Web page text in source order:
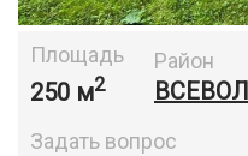
Площадь
250 м2
Район
Задать вопрос